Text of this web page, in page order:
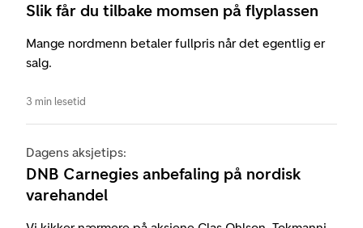
Slik får du tilbake momsen på flyplassen
Mange nordmenn betaler fullpris når det egentlig er
salg.
3 min lesetid
Dagens aksjetips:
DNB Carnegies anbefaling på nordisk
varehandel